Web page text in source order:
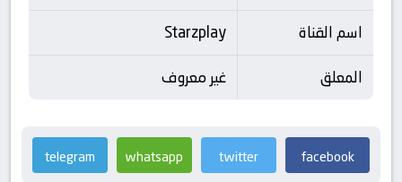
اسم القناة
Starzplay
المعلق
غير معروف
facebook
twitter
whatsapp
telegram